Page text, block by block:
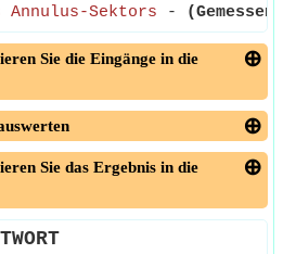
Sektors - (Gemessen
Sie die Eingänge in die
Sie das Ergebnis in die